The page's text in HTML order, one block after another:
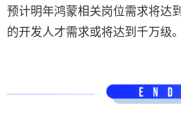
预计明年鸿蒙相关岗位需求将达
的开发人才需求或将达到千万级。